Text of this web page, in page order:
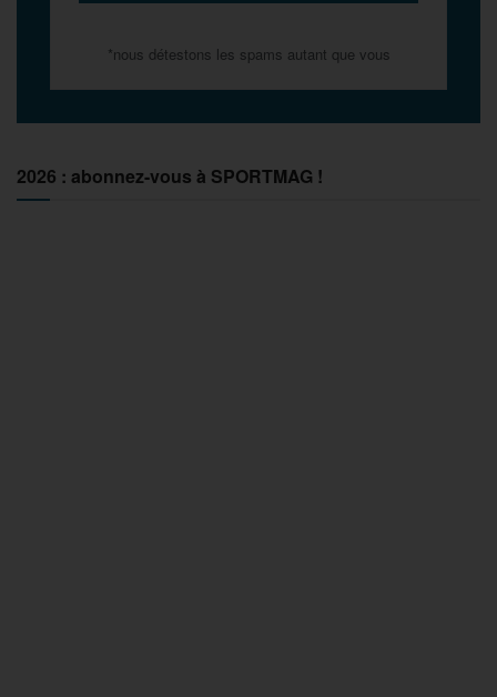
*nous détestons les spams autant que vous
2026 : abonnez-vous à SPORTMAG !